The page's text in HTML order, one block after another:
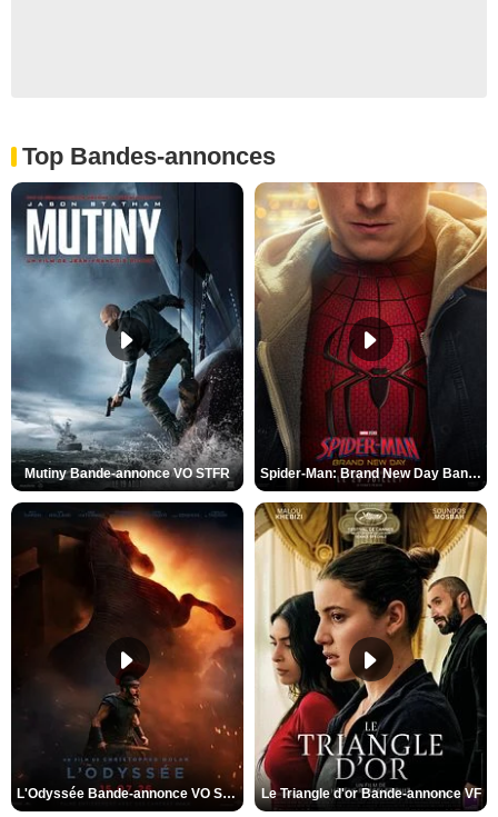
Top Bandes-annonces
Mutiny Bande-annonce VO STFR Spider-Man: Brand New Day Bande-annonce VO STFR
L'Odyssée Bande-annonce VO STFR Le Triangle d'or Bande-annonce VF